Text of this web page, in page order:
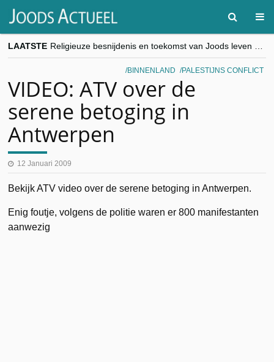
LAATSTE
“Besnijdenisdebat toont hoe moeilijk seculiere Westen minderheden begrijpt”, Jinnih Beels (Vooruit)
CITYTRIP | ROEMENIË – Boekarest: de verrassing van Oost-Europa
BINNENLAND PALESTIJNS CONFLICT
VIDEO: ATV over de
serene betoging in
Antwerpen
12 Januari 2009
Bekijk ATV video over de serene betoging in Antwerpen.
Enig foutje, volgens de politie waren er 800 manifestanten
aanwezig